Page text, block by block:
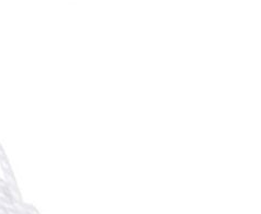
с информационна цел.
си с бутона "Добави в
можете да изберете броя
с информационна цел.
си с бутона "Добави в
можете да изберете броя